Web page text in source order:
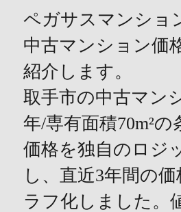
ペガサスマンショ
中古マンション価
紹介します。
取手市の中古マン
年/専有面積70m²
価格を独自のロジ
し、直近3年間の
ラフ化しました。